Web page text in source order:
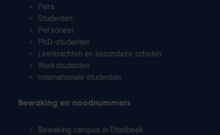
Pers
Studenten
Personeel
PhD-studenten
Leerkrachten en secundaire scholen
Werkstudenten
Internationale studenten
Bewaking en noodnummers
Bewaking campus in Etterbeek